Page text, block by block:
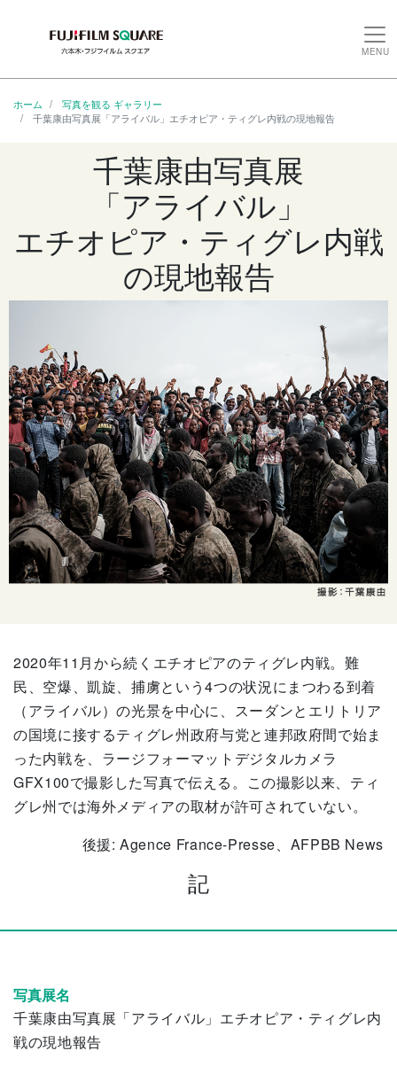
MENU
ホーム
写真を観る ギャラリー
千葉康由写真展「アライバル」エチオピア・ティグレ内戦の現地報告
千葉康由写真展
「アライバル」
エチオピア・ティグレ内戦
の現地報告
2020年11月から続くエチオピアのティグレ内戦。難
民、空爆、凱旋、捕虜という4つの状況にまつわる到着
（アライバル）の光景を中心に、スーダンとエリトリア
の国境に接するティグレ州政府与党と連邦政府間で始ま
った内戦を、ラージフォーマットデジタルカメラ
GFX100で撮影した写真で伝える。この撮影以来、ティ
グレ州では海外メディアの取材が許可されていない。
後援: Agence France-Presse、AFPBB News
記
写真展名
千葉康由写真展「アライバル」エチオピア・ティグレ内
戦の現地報告